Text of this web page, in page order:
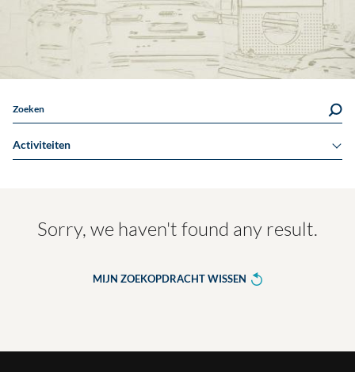
Zoeken
Activiteiten
Sorry, we haven't found any result.
MIJN ZOEKOPDRACHT WISSEN